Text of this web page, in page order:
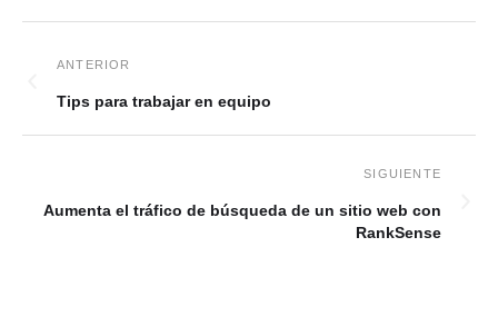
Tips para trabajar en equipo
Aumenta el tráfico de búsqueda de un sitio web con
RankSense